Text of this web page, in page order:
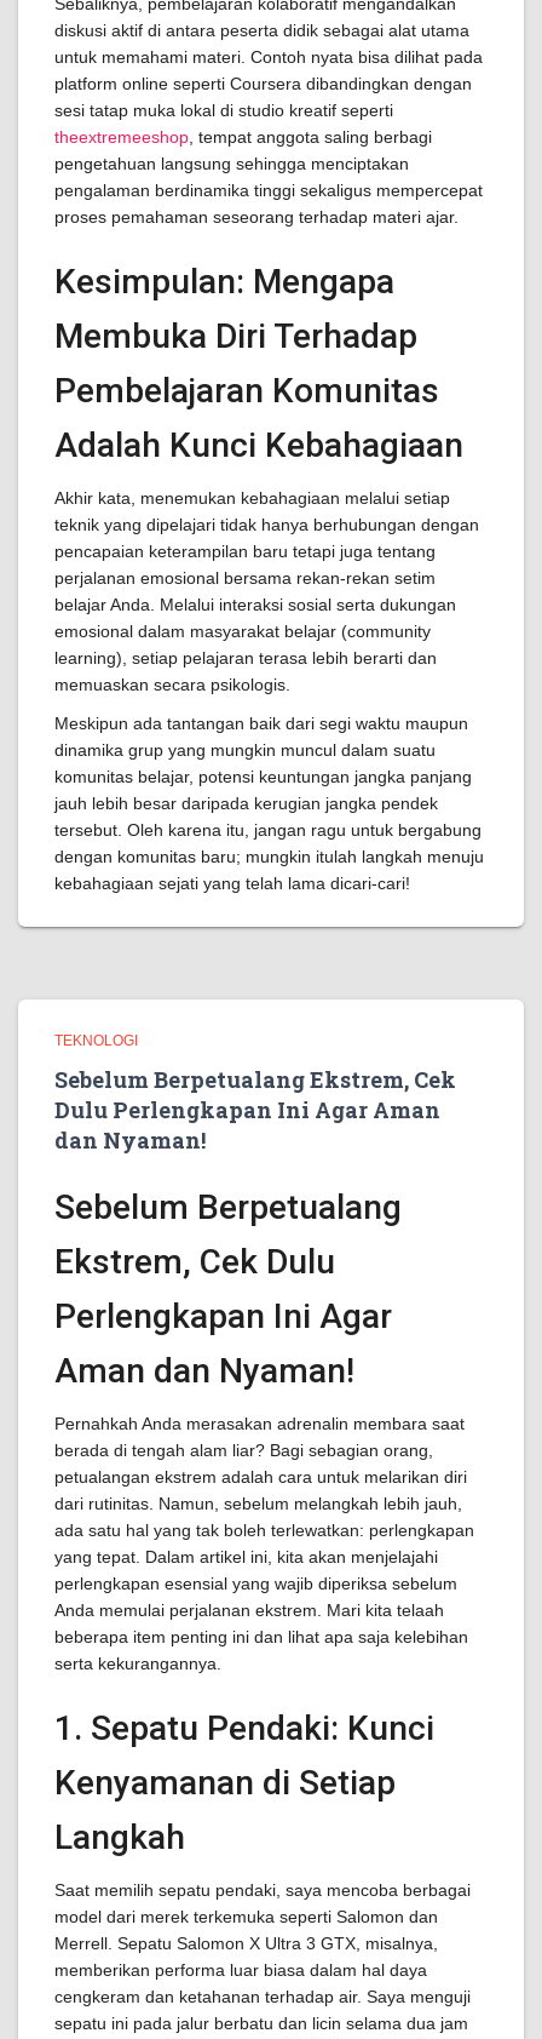
diskusi aktif di antara peserta didik sebagai alat utama
untuk memahami materi. Contoh nyata bisa dilihat pada
platform online seperti Coursera dibandingkan dengan
sesi tatap muka lokal di studio kreatif seperti
theextremeeshop , tempat anggota saling berbagi
pengetahuan langsung sehingga menciptakan
pengalaman berdinamika tinggi sekaligus mempercepat
proses pemahaman seseorang terhadap materi ajar.
Kesimpulan: Mengapa
Membuka Diri Terhadap
Pembelajaran Komunitas
Adalah Kunci Kebahagiaan
Akhir kata, menemukan kebahagiaan melalui setiap
teknik yang dipelajari tidak hanya berhubungan dengan
pencapaian keterampilan baru tetapi juga tentang
perjalanan emosional bersama rekan-rekan setim
belajar Anda. Melalui interaksi sosial serta dukungan
emosional dalam masyarakat belajar (community
learning), setiap pelajaran terasa lebih berarti dan
memuaskan secara psikologis.
Meskipun ada tantangan baik dari segi waktu maupun
dinamika grup yang mungkin muncul dalam suatu
komunitas belajar, potensi keuntungan jangka panjang
jauh lebih besar daripada kerugian jangka pendek
tersebut. Oleh karena itu, jangan ragu untuk bergabung
dengan komunitas baru; mungkin itulah langkah menuju
kebahagiaan sejati yang telah lama dicari-cari!
TEKNOLOGI
Sebelum Berpetualang Ekstrem, Cek
Dulu Perlengkapan Ini Agar Aman
dan Nyaman!
Sebelum Berpetualang
Ekstrem, Cek Dulu
Perlengkapan Ini Agar
Aman dan Nyaman!
Pernahkah Anda merasakan adrenalin membara saat
berada di tengah alam liar? Bagi sebagian orang,
petualangan ekstrem adalah cara untuk melarikan diri
dari rutinitas. Namun, sebelum melangkah lebih jauh,
ada satu hal yang tak boleh terlewatkan: perlengkapan
yang tepat. Dalam artikel ini, kita akan menjelajahi
perlengkapan esensial yang wajib diperiksa sebelum
Anda memulai perjalanan ekstrem. Mari kita telaah
beberapa item penting ini dan lihat apa saja kelebihan
serta kekurangannya.
1. Sepatu Pendaki: Kunci
Kenyamanan di Setiap
Langkah
Saat memilih sepatu pendaki, saya mencoba berbagai
model dari merek terkemuka seperti Salomon dan
Merrell. Sepatu Salomon X Ultra 3 GTX, misalnya,
memberikan performa luar biasa dalam hal daya
cengkeram dan ketahanan terhadap air. Saya menguji
sepatu ini pada jalur berbatu dan licin selama dua jam